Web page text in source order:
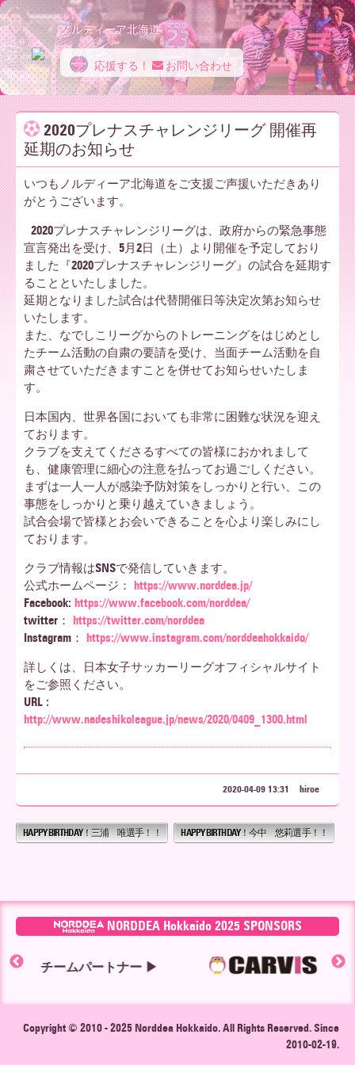
ノ
ル
デ
ィ
ー
ア
北
海
道
ノルディーア北海道
応援する！ お問い合わせ
2020プレナスチャレンジリーグ 開催再
延期のお知らせ
いつもノルディーア北海道をご支援ご声援いただきあり
がとうございます。
2020プレナスチャレンジリーグは、政府からの緊急事態
宣言発出を受け、5月2日（土）より開催を予定しており
ました『2020プレナスチャレンジリーグ』の試合を延期す
ることといたしました。
延期となりました試合は代替開催日等決定次第お知らせ
いたします。
また、なでしこリーグからのトレーニングをはじめとし
たチーム活動の自粛の要請を受け、当面チーム活動を自
粛させていただきますことを併せてお知らせいたしま
す。
日本国内、世界各国においても非常に困難な状況を迎え
ております。
クラブを支えてくださるすべての皆様におかれまして
も、健康管理に細心の注意を払ってお過ごしください。
まずは一人一人が感染予防対策をしっかりと行い、この
事態をしっかりと乗り越えていきましょう。
試合会場で皆様とお会いできることを心より楽しみにし
ております。
クラブ情報はSNSで発信していきます。
公式ホームページ： https://www.norddea.jp/
Facebook: https://www.facebook.com/norddea/
twitter： https://twitter.com/norddea
Instagram： https://www.instagram.com/norddeahokkaido/
詳しくは、日本女子サッカーリーグオフィシャルサイト
をご参照ください。
URL :
http://www.nadeshikoleague.jp/news/2020/0409_1300.html
2020-04-09 13:31 hiroe
HAPPY BIRTHDAY！三浦 唯選手！！ HAPPY BIRTHDAY！今中 悠莉選手！！
NORDDEA Hokkaido 2025 SPONSORS
トナー ▶
Copyright © 2010 - 2025 Norddea Hokkaido. All Rights Reserved. Since
2010-02-19.